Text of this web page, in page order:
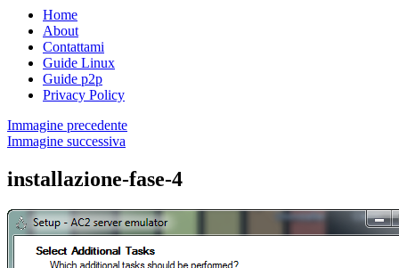
Home
About
Contattami
Guide Linux
Guide p2p
Privacy Policy
Immagine precedente
Immagine successiva
installazione-fase-4